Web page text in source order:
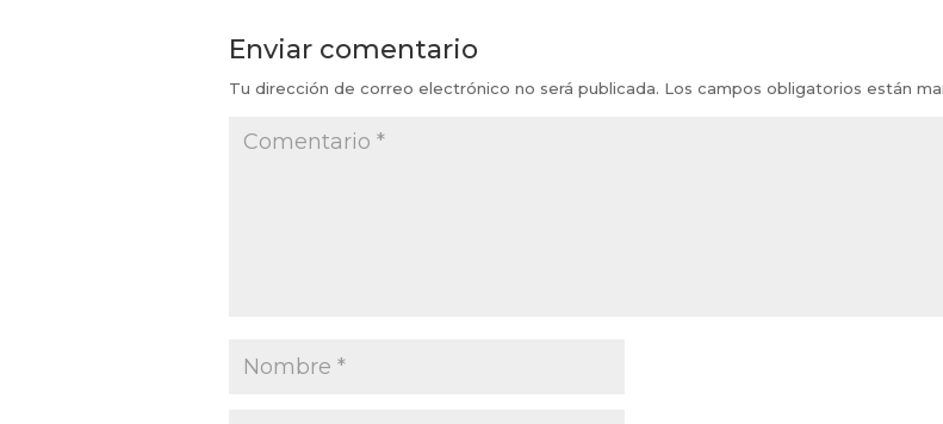
Enviar comentario
Tu dirección de correo electrónico no será publicada. Los campos obligatorios están